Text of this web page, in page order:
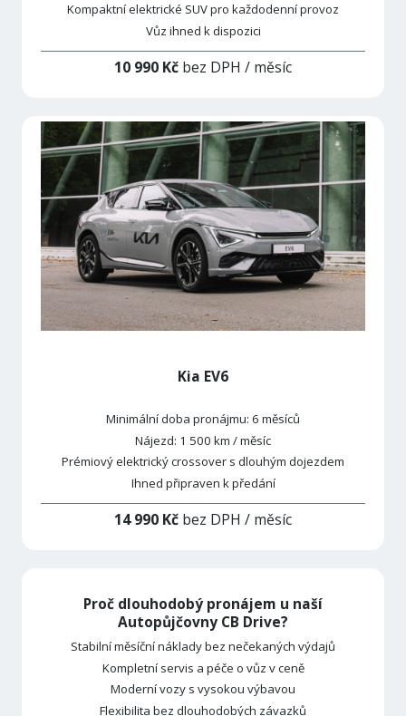
Kompaktní elektrické SUV pro každodenní provoz
Vůz ihned k dispozici
10 990 Kč bez DPH / měsíc
Kia EV6
Minimální doba pronájmu: 6 měsíců
Nájezd: 1 500 km / měsíc
Prémiový elektrický crossover s dlouhým dojezdem
Ihned připraven k předání
14 990 Kč bez DPH / měsíc
Proč dlouhodobý pronájem u naší
Autopůjčovny CB Drive?
Stabilní měsíční náklady bez nečekaných výdajů
Kompletní servis a péče o vůz v ceně
Moderní vozy s vysokou výbavou
Flexibilita bez dlouhodobých závazků